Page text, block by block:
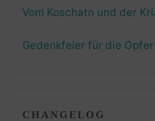
Vom Koschatn und der
Gedenkfeier für die
CHANGELOG